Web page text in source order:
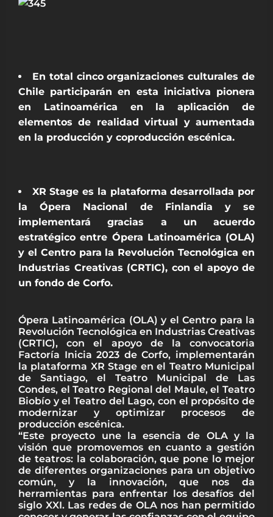
En total cinco organizaciones culturales de
Chile participarán en esta iniciativa pionera
en Latinoamérica en la aplicación de
elementos de realidad virtual y aumentada
en la producción y coproducción escénica.
XR Stage es la plataforma desarrollada por
la Ópera Nacional de Finlandia y se
implementará gracias a un acuerdo
estratégico entre Ópera Latinoamérica (OLA)
y el Centro para la Revolución Tecnológica en
Industrias Creativas (CRTIC), con el apoyo de
un fondo de Corfo.
Ópera Latinoamérica (OLA) y el Centro para la
Revolución Tecnológica en Industrias Creativas
(CRTIC), con el apoyo de la convocatoria
Factoría Inicia 2023 de Corfo, implementarán
la plataforma XR Stage en el Teatro Municipal
de Santiago, el Teatro Municipal de Las
Condes, el Teatro Regional del Maule, el Teatro
Biobío y el Teatro del Lago, con el propósito de
modernizar y optimizar procesos de
producción escénica.
“Este proyecto une la esencia de OLA y la
visión que promovemos en cuanto a gestión
de teatros: la colaboración, que pone lo mejor
de diferentes organizaciones para un objetivo
común, y la innovación, que nos da
herramientas para enfrentar los desafíos del
siglo XXI. Las redes de OLA nos han permitido